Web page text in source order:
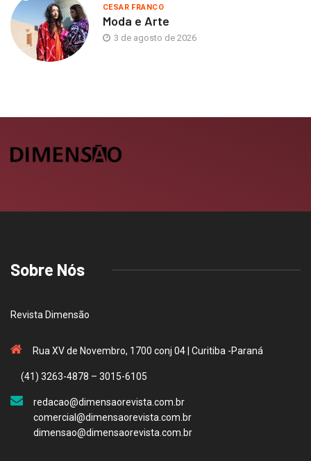
CESAR FRANCO
Moda e Arte
3 de agosto de 2026
Sobre Nós
Revista Dimensão
Rua XV de Novembro, 1700 conj 04 | Curitiba -Paraná
(41) 3263-4878 – 3015-6105
redacao@dimensaorevista.com.br
comercial@dimensaorevista.com.br
dimensao@dimensaorevista.com.br